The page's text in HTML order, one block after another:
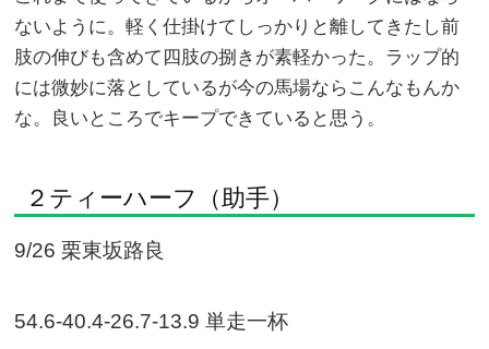
ないように。軽く仕掛けてしっかりと離してきたし前
肢の伸びも含めて四肢の捌きが素軽かった。ラップ的
には微妙に落としているが今の馬場ならこんなもんか
な。良いところでキープできていると思う。
２ティーハーフ（助手）
9/26 栗東坂路良
54.6-40.4-26.7-13.9 単走一杯